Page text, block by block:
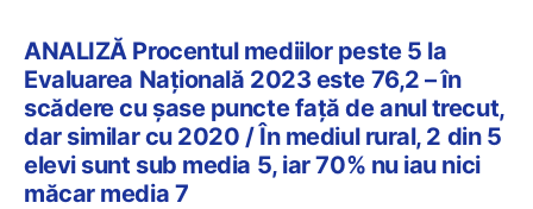
ANALIZĂ Procentul mediilor peste 5 la
Evaluarea Națională 2023 este 76,2 – în
scădere cu șase puncte față de anul trecut,
dar similar cu 2020 / În mediul rural, 2 din 5
elevi sunt sub media 5, iar 70% nu iau nici
măcar media 7